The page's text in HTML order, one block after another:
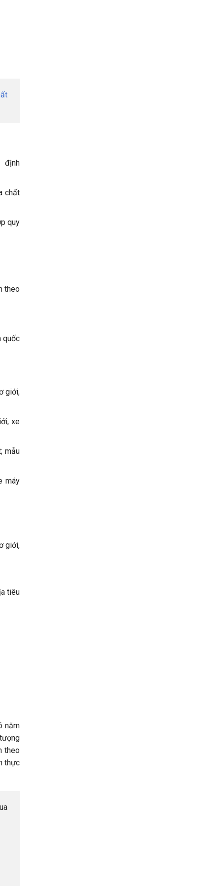
định
chất
quy
theo
quốc
giới,
xe
mẫu
máy
giới,
tiêu
nằm
theo
thực